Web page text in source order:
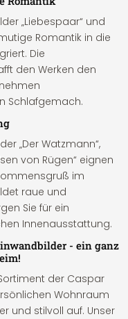
„Liebespaar“ und
Romantik in die
Die
den Werken den
Schlafgemach.
„Der Watzmann“,
von Rügen“ eignen
im
raue und
Sie für ein
Innenausstattung.
- ein ganz
der Caspar
Wohnraum
und stilvoll auf. Unser